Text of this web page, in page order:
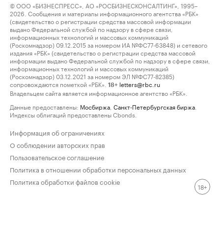
© ООО «БИЗНЕСПРЕСС», АО «РОСБИЗНЕСКОНСАЛТИНГ», 1995–
2026. Сообщения и материалы информационного агентства «РБК»
(свидетельство о регистрации средства массовой информации
выдано Федеральной службой по надзору в сфере связи,
информационных технологий и массовых коммуникаций
(Роскомнадзор) 09.12.2015 за номером ИА №ФС77-63848) и сетевого
издания «РБК» (свидетельство о регистрации средства массовой
информации выдано Федеральной службой по надзору в сфере связи,
информационных технологий и массовых коммуникаций
(Роскомнадзор) 03.12.2021 за номером ЭЛ №ФС77-82385)
сопровождаются пометкой «РБК».
18+ letters@rbc.ru
Владельцем сайта является информационное агентство «РБК».
Данные предоставлены: Мосбиржа Санкт-Петербургская биржа
Индексы облигаций предоставлены Cbonds.
Информация об ограничениях
О соблюдении авторских прав
Пользовательское соглашение
Политика в отношении обработки персональных данных
Политика обработки файлов cookie
18+